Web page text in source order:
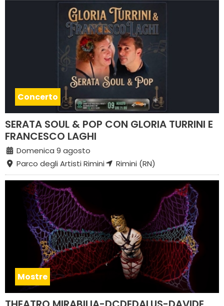
Concerto
SERATA SOUL & POP CON GLORIA TURRINI E
FRANCESCO LAGHI
Domenica 9 agosto
Parco degli Artisti Rimini
Rimini (RN)
Mostre